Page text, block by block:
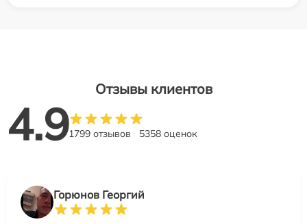
Отзывы клиентов
4.91799 отзывов 5358 оценок
Горюнов Георгий